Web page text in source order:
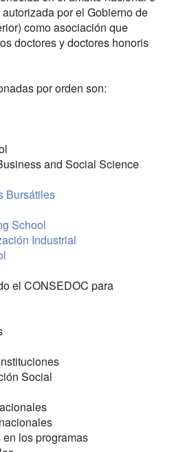
por el Gobierno de
como asociación que
doctores y doctores honoris
por orden son:
and Social Science
Bursátiles
School
Industrial
el CONSEDOC para
Social
los programas